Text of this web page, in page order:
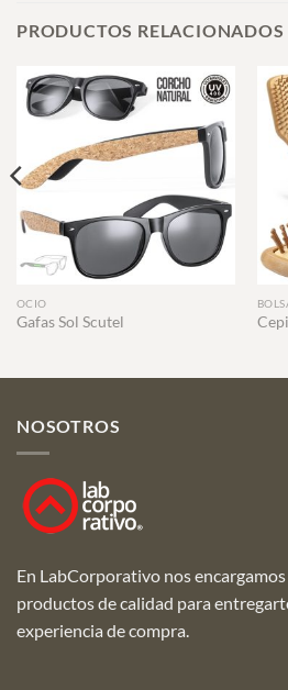
PRODUCTOS RELACIONADOS
OCIO
Gafas Sol Scutel
NOSOTROS
En LabCorporativo nos
productos de calidad para
experiencia de compra.